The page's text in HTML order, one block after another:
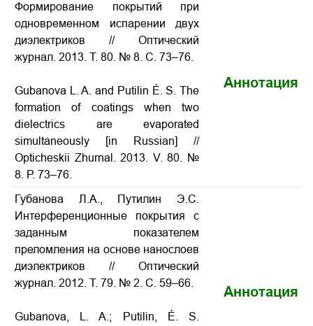
Формирование покрытий при
одновременном испарении двух
диэлектриков // Оптический
журнал. 2013. Т. 80. № 8. С. 73–76.
Gubanova L. A. and Putilin É. S. The
formation of coatings when two
dielectrics are evaporated
simultaneously [in Russian] //
Opticheskii Zhurnal. 2013. V. 80. №
8. Р. 73–76.
Аннотация
Губанова Л.А., Путилин Э.С.
Интерференционные покрытия с
заданным показателем
преломления на основе нанослоев
диэлектриков // Оптический
журнал. 2012. Т. 79. № 2. С. 59–66.
Gubanova, L. A.; Putilin, É. S.
Аннотация